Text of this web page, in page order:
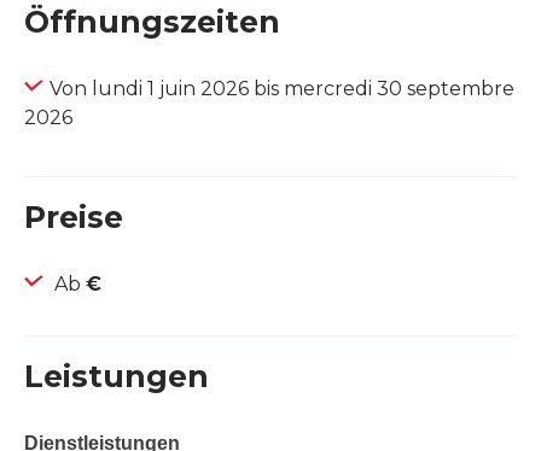
Öffnungszeiten
Von lundi 1 juin 2026 bis mercredi 30 septembre
2026
Preise
Ab €
Leistungen
Dienstleistungen